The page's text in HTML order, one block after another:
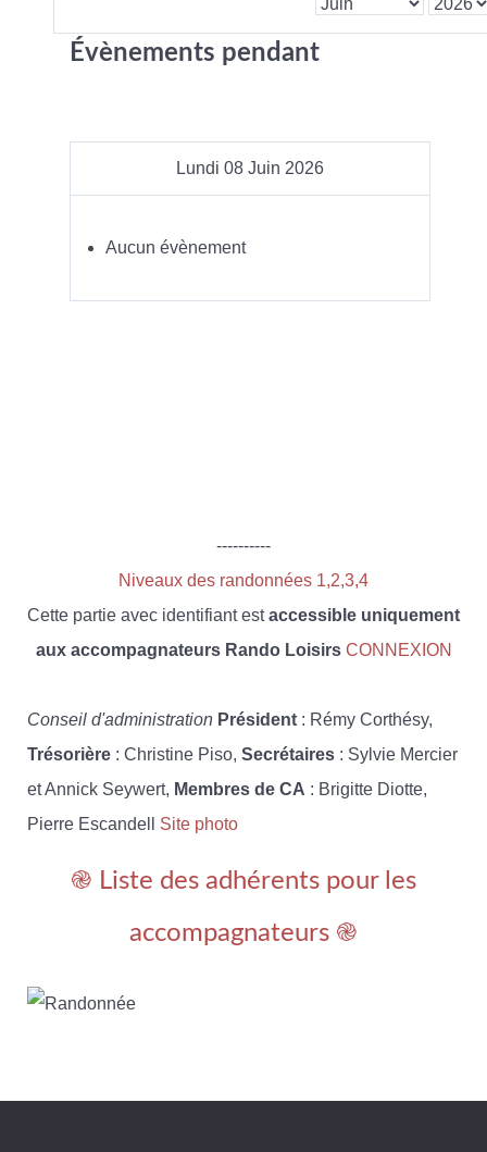
Évènements pendant
Lundi 08 Juin 2026
Aucun évènement
----------
Niveaux des randonnées 1,2,3,4
Cette partie avec identifiant estaccessible uniquement
aux accompagnateurs Rando Loisirs CONNEXION
Conseil d'administration Président : Rémy Corthésy,
Trésorière : Christine Piso, Secrétaires : Sylvie Mercier
et Annick Seywert, Membres de CA : Brigitte Diotte,
Pierre Escandell Site photo
֎ Liste des adhérents pour les
accompagnateurs ֎